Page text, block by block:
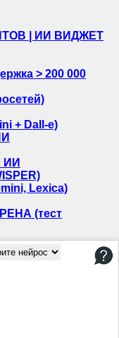
| ИИ ВИДЖЕТ
> 200 000
+ Dall-e)
ИИ
Lexica)
(тест